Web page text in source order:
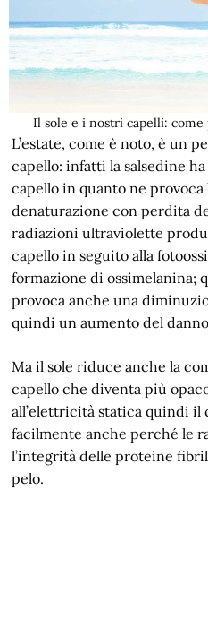
Il sole e i nostri capelli:
L’estate, come è noto, è un
capello: infatti la salsedine
capello in quanto ne
denaturazione con perdita
radiazioni ultraviolette
capello in seguito alla
formazione di ossimelanina;
provoca anche una
quindi un aumento del
Ma il sole riduce anche la
capello che diventa più
all’elettricità statica quindi il
facilmente anche perché le
l’integrità delle proteine
pelo.